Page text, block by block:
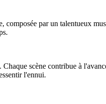
par un talentueux
scène contribue à
l'ennui.